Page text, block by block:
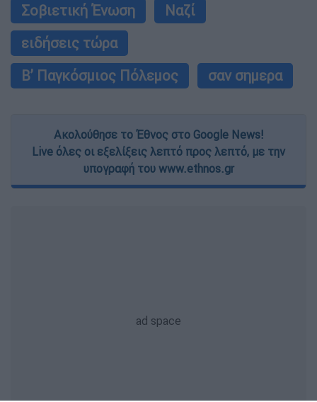
Σοβιετική Ένωση
Ναζί
ειδήσεις τώρα
Β’ Παγκόσμιος Πόλεμος
σαν σημερα
Ακολούθησε το Έθνος στο Google News!
Live όλες οι εξελίξεις λεπτό προς λεπτό, με την
υπογραφή του www.ethnos.gr